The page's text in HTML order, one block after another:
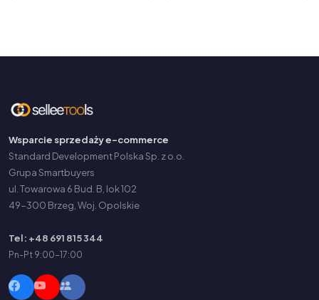
Wsparcie sprzedaży e-commerce
Standard Development Polska Sp. z o.o.
Grupa Smartbuyers
ul. Towarowa 6 Bud. B, lok 102
49-300 Brzeg, Woj. Opolskie
Tel: +48 691 815 344
Pn-Pt 9:00-17:00